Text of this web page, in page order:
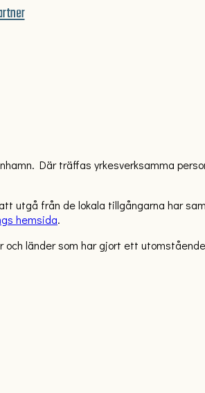
Där träffas yrkesverksamma
utgå från de lokala tillgångarna har
hemsida.
länder som har gjort ett